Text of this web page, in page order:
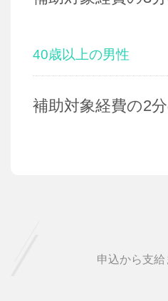
40歳以上の男性
補助対象経費の2
申込から支